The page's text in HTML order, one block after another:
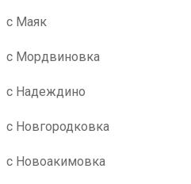
с Маяк
с Мордвиновка
с Надеждино
с Новгородковка
с Новоакимовка